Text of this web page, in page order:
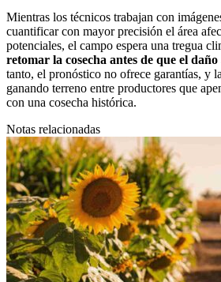
Mientras los técnicos trabajan con
cuantificar con mayor precisión el área
potenciales, el campo espera una tregua
retomar la cosecha antes de que el
tanto, el pronóstico no ofrece garantías, y
ganando terreno entre productores que
con una cosecha histórica.
Notas relacionadas